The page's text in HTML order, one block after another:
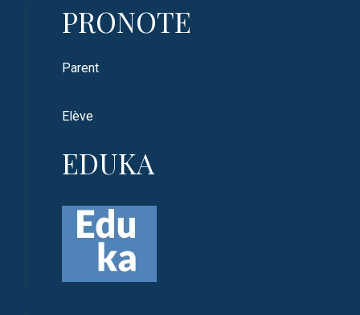
PRONOTE
Parent
Elève
EDUKA